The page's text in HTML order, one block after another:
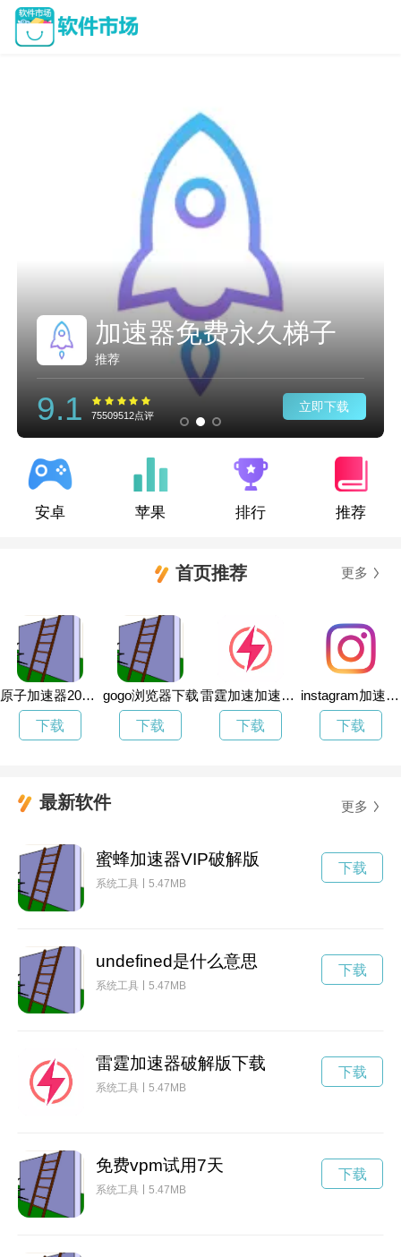
加速器免费永久梯子
推荐
9.1 75509512点评
立即下载
安卓 苹果 排行 推荐
首页推荐 更多
原子加速器2025最新版
下载
gogo浏览器下载
下载
雷霆加速加速器官网
下载
instagram加速器下载哪个
下载
最新软件 更多
蜜蜂加速器VIP破解版
系统工具 5.47MB
下载
undefined是什么意思
系统工具 5.47MB
下载
雷霆加速器破解版下载
系统工具 5.47MB
下载
免费vpm试用7天
系统工具 5.47MB
下载